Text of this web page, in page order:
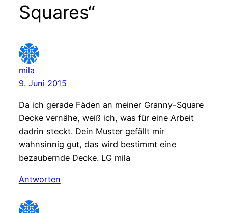
Squares“
mila
9. Juni 2015
Da ich gerade Fäden an meiner Granny-Square
Decke vernähe, weiß ich, was für eine Arbeit
dadrin steckt. Dein Muster gefällt mir
wahnsinnig gut, das wird bestimmt eine
bezaubernde Decke. LG mila
Antworten